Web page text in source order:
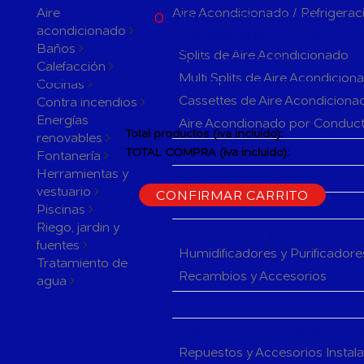
Aire
acondicionado
Baños
Calefacción
Cocinas
Contra incendios
Energías
renovables
Fontanería
Herramientas y
vestuario
Piscinas
Riego, jardin y
fuentes
Tratamiento de
agua
Aire Acondicionado /
Splits de Aire Acondicionado
Multi Splits de Aire
Cassettes de Aire
Aire Acondionado por
Herramientas y accesorios de
Sistemas de Regulación de
Humidificadores y
Recambios y Accesorios
Repuestos y Accesorios
0 PRODUCTOS EN SU
ACTUALMENTE 1 PRODUCTO
EN SU CARRITO.
Total productos (iva incluido):
TOTAL COMPRA (iva incluido):
CONFIRMAR CARRITO